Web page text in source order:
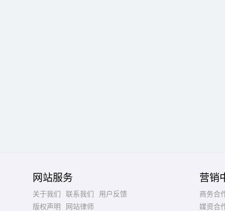
网站服务
关于我们 联系我们
用户反馈
版权声明
网站律师
营销
商务合
媒资合